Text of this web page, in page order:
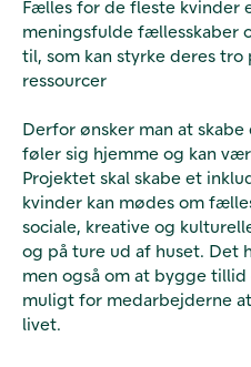
Fælles for de fleste kvinder
meningsfulde fællesskaber
til, som kan styrke deres
ressourcer
Derfor ønsker man at
føler sig hjemme og kan
Projektet skal skabe et
kvinder kan mødes om
sociale, kreative og
og på ture ud af huset. Det
men også om at bygge
muligt for medarbejderne
livet.